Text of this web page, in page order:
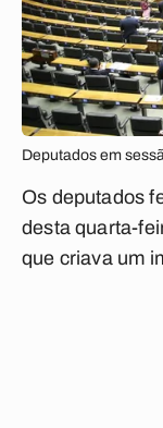
Deputados em
Os deputados
desta quarta-
que criava um